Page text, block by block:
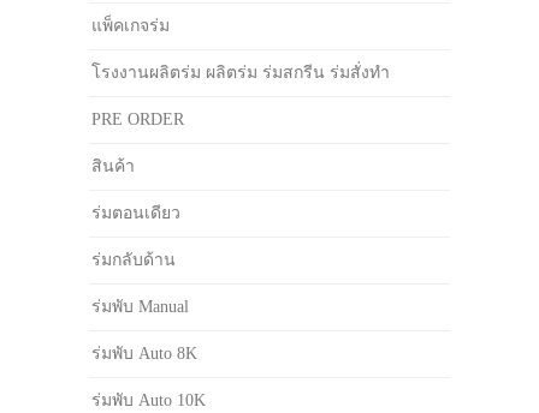
แพ็คเกจร่ม
โรงงานผลิตร่ม ผลิตร่ม ร่มสกรีน ร่มสั่งทำ
PRE ORDER
สินค้า
ร่มตอนเดียว
ร่มกลับด้าน
ร่มพับ Manual
ร่มพับ Auto 8K
ร่มพับ Auto 10K